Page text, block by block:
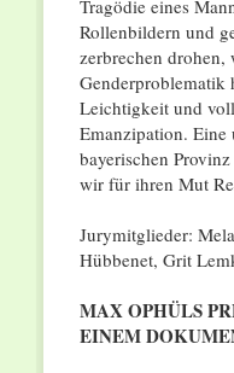
Tragödie eines
Rollenbildern und
zerbrechen drohen,
Genderproblematik
Leichtigkeit und
Emanzipation. Eine
bayerischen
wir für ihren Mut
Jurymitglieder:
Hübbenet, Grit
MAX OPHÜLS
EINEM